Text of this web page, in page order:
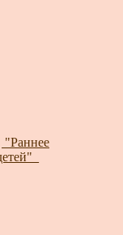
"Раннее